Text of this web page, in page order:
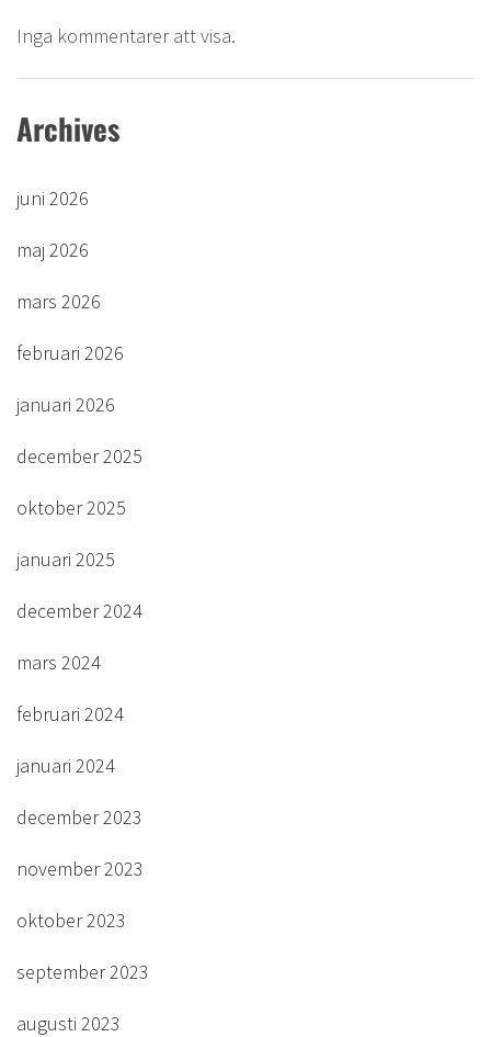
Inga kommentarer att visa.
Archives
juni 2026
maj 2026
mars 2026
februari 2026
januari 2026
december 2025
oktober 2025
januari 2025
december 2024
mars 2024
februari 2024
januari 2024
december 2023
november 2023
oktober 2023
september 2023
augusti 2023